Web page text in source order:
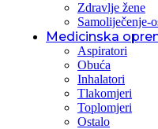
Zdravlje žene
Samoliječenje-
Medicinska
Aspiratori
Obuća
Inhalatori
Tlakomjeri
Toplomjeri
Ostalo